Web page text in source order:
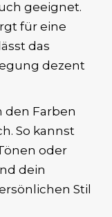
geeignet.
für eine
das
dezent
den Farben
So kannst
oder
dein
Stil